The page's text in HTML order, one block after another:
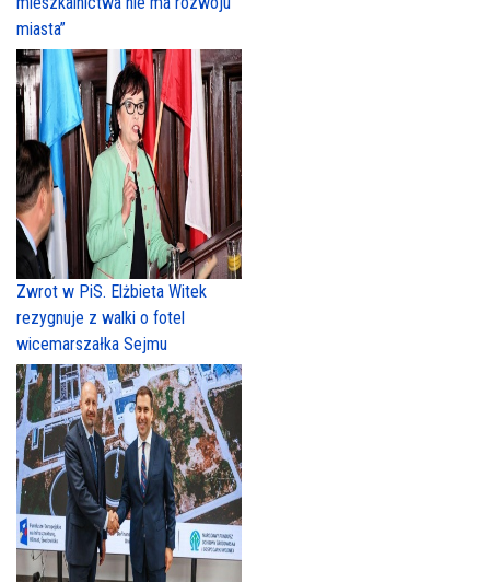
miasta”
Zwrot w PiS. Elżbieta Witek
rezygnuje z walki o fotel
wicemarszałka Sejmu